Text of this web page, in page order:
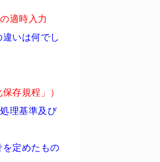
適時入力
いは何でし
存規程」）
理基準及び
定めたもの